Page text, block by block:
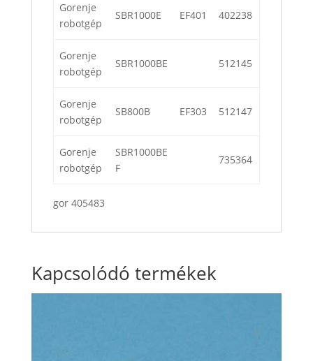
Gorenje
robotgép
SBR1000E EF401 402238
Gorenje
robotgép
SBR1000BE 512145
Gorenje
robotgép
SB800B EF303 512147
Gorenje
robotgép
SBR1000BE
F
735364
gor 405483
Kapcsolódó termékek